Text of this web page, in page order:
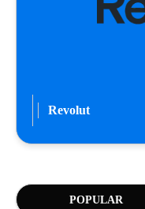
Revolut
POPULAR